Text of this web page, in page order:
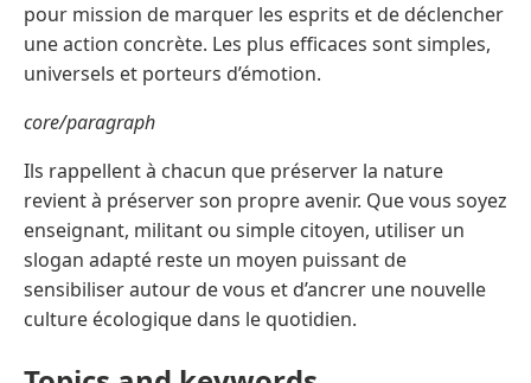
pour mission de marquer les esprits et de déclencher
une action concrète. Les plus efficaces sont simples,
universels et porteurs d’émotion.
core/paragraph
Ils rappellent à chacun que préserver la nature
revient à préserver son propre avenir. Que vous soyez
enseignant, militant ou simple citoyen, utiliser un
slogan adapté reste un moyen puissant de
sensibiliser autour de vous et d’ancrer une nouvelle
culture écologique dans le quotidien.